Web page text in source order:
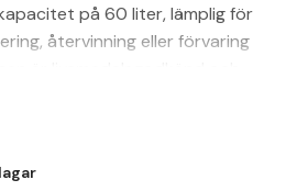
på 60 liter, lämplig för
återvinning eller förvaring
med dräneringshål som
vid stapling samt
lyft och tömning. Du kan